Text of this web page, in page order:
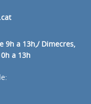
9h a 13h,/ Dimecres,
a 13h